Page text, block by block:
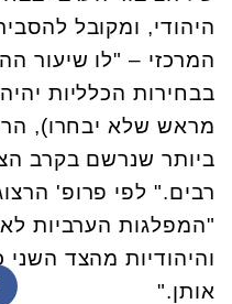
היהודי, ומקובל
המרכזי – "לו שיעור
מראש שלא יבחרו),
ביותר שנרשם בקרב
רבים." לפי פרופ'
"המפלגות הערביות
והיהודיות מהצד
אותן."